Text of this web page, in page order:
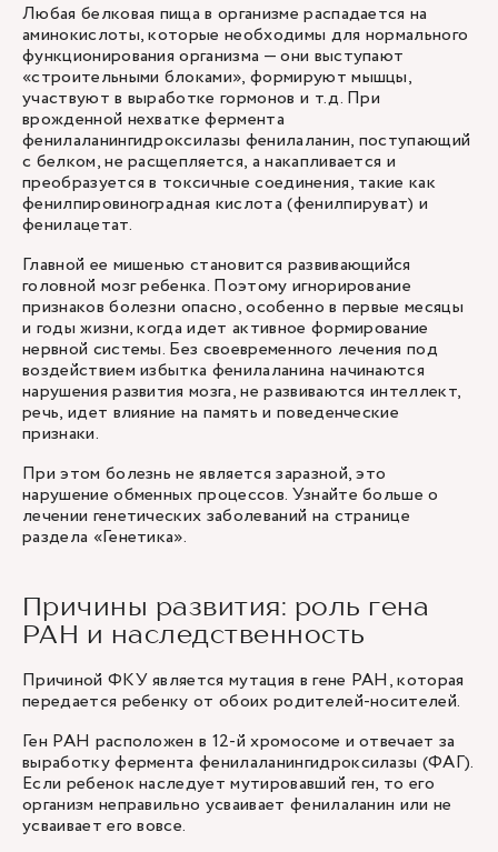
Любая белковая пища в организме распадается на
аминокислоты, которые необходимы для нормального
функционирования организма — они выступают
«строительными блоками», формируют мышцы,
участвуют в выработке гормонов и т.д. При
врожденной нехватке фермента
фенилаланингидроксилазы фенилаланин, поступающий
с белком, не расщепляется, а накапливается и
преобразуется в токсичные соединения, такие как
фенилпировиноградная кислота (фенилпируват) и
фенилацетат.
Главной ее мишенью становится развивающийся
головной мозг ребенка. Поэтому игнорирование
признаков болезни опасно, особенно в первые месяцы
и годы жизни, когда идет активное формирование
нервной системы. Без своевременного лечения под
воздействием избытка фенилаланина начинаются
нарушения развития мозга, не развиваются интеллект,
речь, идет влияние на память и поведенческие
признаки.
При этом болезнь не является заразной, это
нарушение обменных процессов. Узнайте больше о
лечении генетических заболеваний на странице
раздела «Генетика».
Причины развития: роль гена
PAH и наследственность
Причиной ФКУ является мутация в гене PAH, которая
передается ребенку от обоих родителей-носителей.
Ген PAH расположен в 12-й хромосоме и отвечает за
выработку фермента фенилаланингидроксилазы (ФАГ).
Если ребенок наследует мутировавший ген, то его
организм неправильно усваивает фенилаланин или не
усваивает его вовсе.